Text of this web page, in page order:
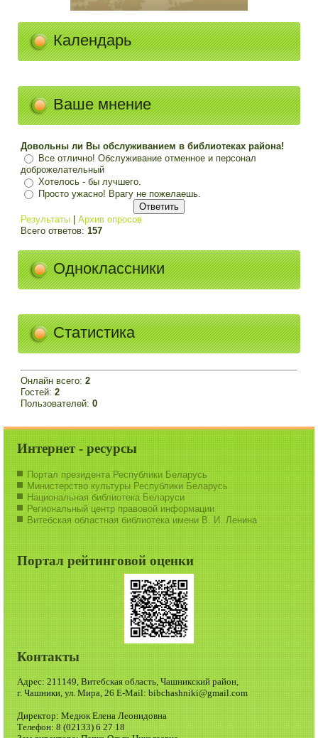
Календарь
Ваше мнение
Довольны ли Вы обслуживанием в библиотеках района!
Все отлично! Обслуживание отменное и персонал
доброжелательный
Хотелось - бы лучшего.
Просто ужасно! Врагу не пожелаешь.
Результаты |Архив опросов
Всего ответов:157
Одноклассники
Статистика
Онлайн всего:2
Гостей:2
Пользователей:0
Интернет - ресурсы
Портал президента Республики Беларусь
Министерство культуры Республики Беларусь
Национальная библиотека Беларуси
Региональный центр правовой информации
Витебская областная библиотека имени В. И. Ленина
Портал рейтинговой оценки
Контакты
Адрес: 211149, Витебская область, Чашникский район,
г. Чашники, ул. Мира, 26 E-Mail: bibchashniki@gmail.com
Директор: Медюк Елена Леонидовна
Телефон: 8 (02133) 6 27 18